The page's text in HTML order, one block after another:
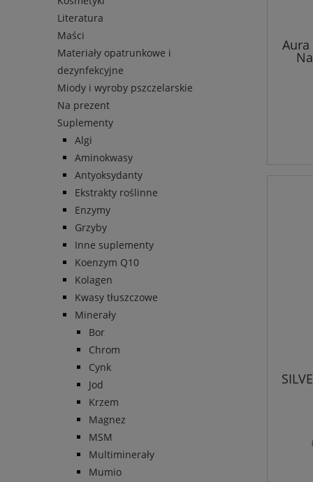
Literatura
Maści
Materiały opatrunkowe i
dezynfekcyjne
Miody i wyroby pszczelarskie
Na prezent
Suplementy
Algi
Aminokwasy
Antyoksydanty
Ekstrakty roślinne
Enzymy
Grzyby
Inne suplementy
Koenzym Q10
Kolagen
Kwasy tłuszczowe
Minerały
Bor
Chrom
Cynk
Jod
Krzem
Magnez
MSM
Multiminerały
Mumio